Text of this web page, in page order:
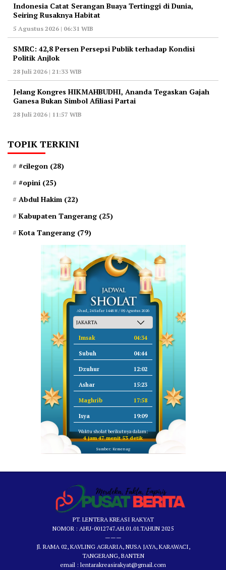
Indonesia Catat Serangan Buaya Tertinggi di Dunia,
Seiring Rusaknya Habitat
5 Agustus 2026 | 06:31 WIB
‎SMRC: 42,8 Persen Persepsi Publik terhadap Kondisi
Politik Anjlok
28 Juli 2026 | 21:33 WIB
‎Jelang Kongres HIKMAHBUDHI, Ananda Tegaskan Gajah
Ganesa Bukan Simbol Afiliasi Partai
28 Juli 2026 | 11:57 WIB
TOPIK TERKINI
#cilegon (28)
#opini (25)
Abdul Hakim (22)
Kabupaten Tangerang (25)
Kota Tangerang (79)
Ahad, 24 Safar 1448 H / 09 Agustus 2026
Imsak 04:34
Subuh 04:44
Dzuhur 12:02
Ashar 15:23
Maghrib 17:58
Isya 19:09
Waktu sholat berikutnya dalam:
4 jam 47 menit 53 detik
Sumber: Kemenag
PT. LENTERA KREASI RAKYAT
NOMOR : AHU-0012747.AH.01.01.TAHUN 2025
———
Jl. RAMA 02, KAVLING AGRARIA, NUSA JAYA, KARAWACI,
TANGERANG, BANTEN
email : lentarakreasirakyat@gmail.com